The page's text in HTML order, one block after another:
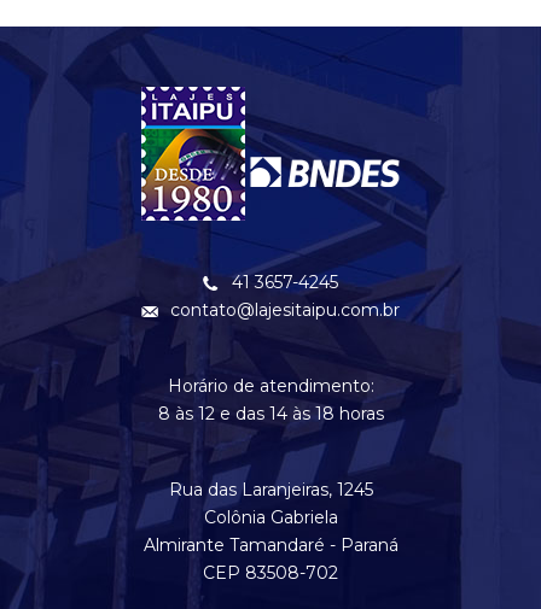
41 3657-4245
contato@lajesitaipu.com.br
Horário de atendimento:
8 às 12 e das 14 às 18 horas
Rua das Laranjeiras, 1245
Colônia Gabriela
Almirante Tamandaré - Paraná
CEP 83508-702